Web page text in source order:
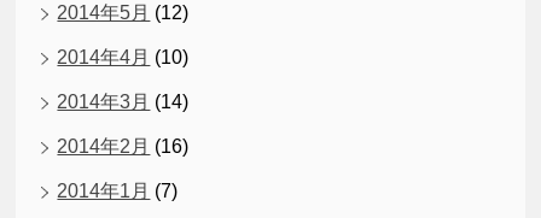
2014年5月 (12)
2014年4月 (10)
2014年3月 (14)
2014年2月 (16)
2014年1月 (7)